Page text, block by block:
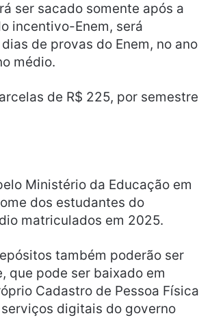
ser sacado somente após a
incentivo-Enem, será
de provas do Enem, no ano
médio.
de R$ 225, por semestre
Ministério da Educação em
dos estudantes do
matriculados em 2025.
também poderão ser
que pode ser baixado em
Cadastro de Pessoa Física
digitais do governo